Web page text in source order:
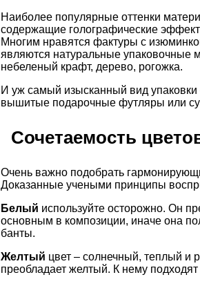
Наиболее популярные оттенки
содержащие голографические
Многим нравятся фактуры с
являются натуральные упаковочные
небеленый крафт, дерево, рогожка.
И уж самый изысканный вид
вышитые подарочные футляры или
Сочетаемость
Очень важно подобрать
Доказанные учеными принципы
Белый используйте осторожно. Он
основным в композиции, иначе она
банты.
Желтый цвет – солнечный, теплый и
преобладает желтый. К нему